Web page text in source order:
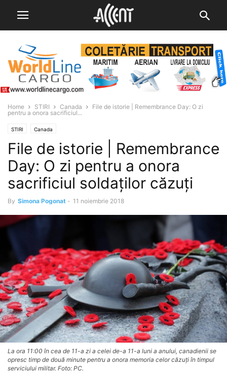
Home STIRI Canada
File de istorie | Remembrance Day: O zi
pentru a onora sacrificiul...
STIRI Canada
File de istorie | Remembrance
Day: O zi pentru a onora
sacrificiul soldaților căzuți
By Simona Pogonat - 11 noiembrie 2018
La ora 11:00 în cea de 11-a zi a celei de-a 11-a luni a anului, canadienii se
opresc timp de două minute pentru a onora memoria celor căzuți în timpul
serviciului militar. Foto: PC.